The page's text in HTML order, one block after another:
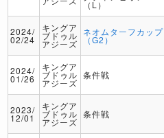
（L）
2024/
02/24
キングア
ブドゥル
アジーズ
ネオムターフカップ
（G2）
2024/
01/26
キングア
ブドゥル
アジーズ
条件戦
2023/
12/01
キングア
ブドゥル
アジーズ
条件戦